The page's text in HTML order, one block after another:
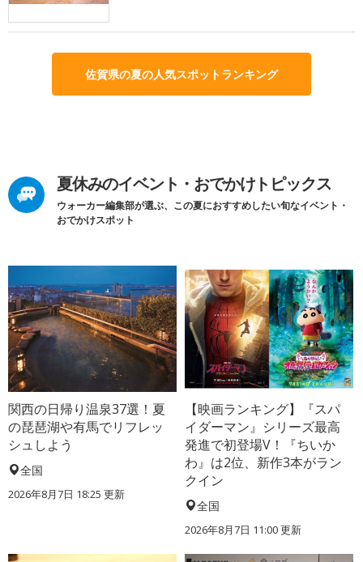
佐賀県の夏の人気スポットランキング
夏休みのイベント・おでかけトピックス
ウォーカー編集部が選ぶ、この夏におすすめしたい旬なイベント・
おでかけスポット
関西の日帰り温泉37選！夏
の琵琶湖や有馬でリフレッ
シュしよう
全国
2026年8月7日 18:25 更新
【映画ランキング】『スパ
イダーマン』シリーズ最高
発進で初登場V！『ちいか
わ』は2位、新作3本がラン
クイン
全国
2026年8月7日 11:00更新